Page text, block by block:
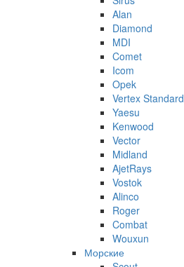
Alan
Diamond
MDI
Comet
Icom
Opek
Vertex Standard
Yaesu
Kenwood
Vector
Midland
AjetRays
Vostok
Alinco
Roger
Combat
Wouxun
Морские